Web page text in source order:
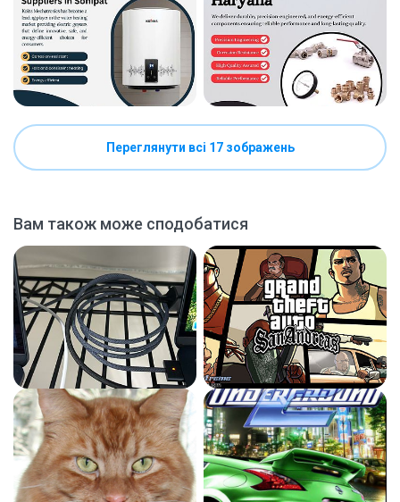
Переглянути всі 17 зображень
Вам також може сподобатися